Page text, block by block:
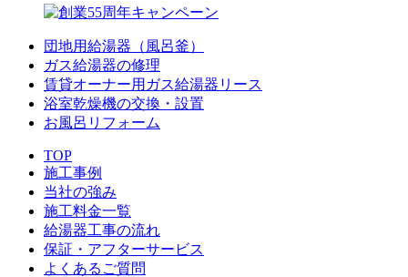
団地用給湯器（風呂釜）
ガス給湯器の修理
賃貸オーナー用ガス給湯器リース
浴室乾燥機の交換・設置
お風呂リフォーム
TOP
施工事例
当社の強み
施工料金一覧
給湯器工事の流れ
保証・アフターサービス
よくあるご質問